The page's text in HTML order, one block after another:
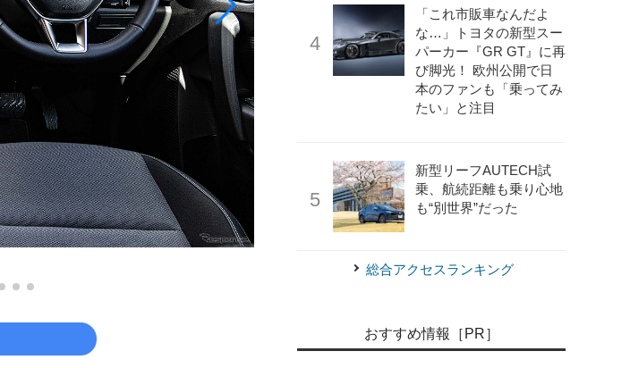
「これ市販車なんだよ
な…」トヨタの新型スー
パーカー『GR GT』に再
び脚光！ 欧州公開で日
本のファンも「乗ってみ
たい」と注目
新型リーフAUTECH試
乗、航続距離も乗り心地
も“別世界”だった
総合アクセスランキング
おすすめ情報［PR］